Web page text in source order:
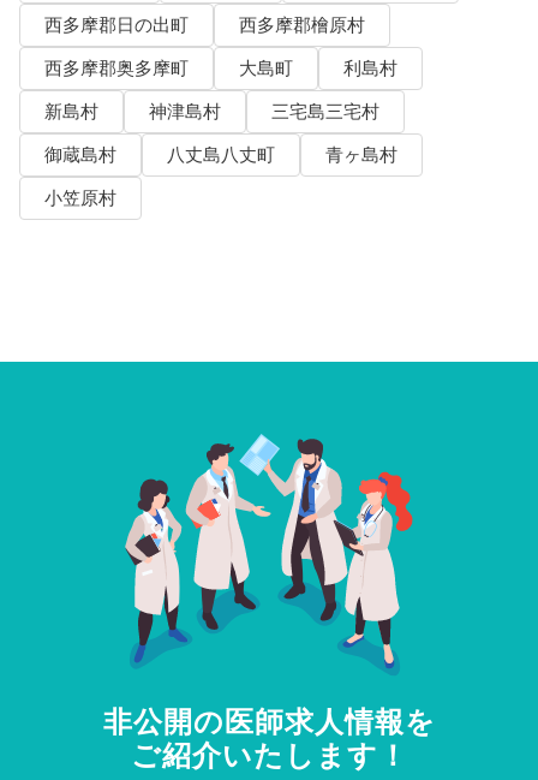
西多摩郡日の出町
西多摩郡檜原村
西多摩郡奥多摩町
大島町
利島村
新島村
神津島村
三宅島三宅村
御蔵島村
八丈島八丈町
青ヶ島村
小笠原村
非公開の医師求人情報を
ご紹介いたします！